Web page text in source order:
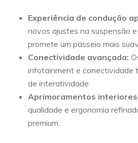
Experiência de condução
novos ajustes na suspensão
promete um passeio mais
Conectividade avançada:
infotainment e conectividade
de interatividade.
Aprimoramentos
qualidade e ergonomia
premium.